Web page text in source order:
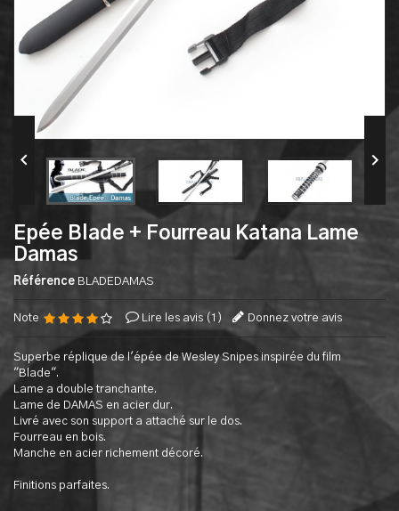
 
Epée Blade + Fourreau Katana Lame
Damas
Référence BLADEDAMAS
Note Lire les avis ( 1 ) Donnez votre avis
Superbe réplique de l'épée de Wesley Snipes inspirée du film
"Blade".
Lame a double tranchante.
Lame de DAMAS en acier dur.
Livré avec son support a attaché sur le dos.
Fourreau en bois.
Manche en acier richement décoré.
Finitions parfaites.